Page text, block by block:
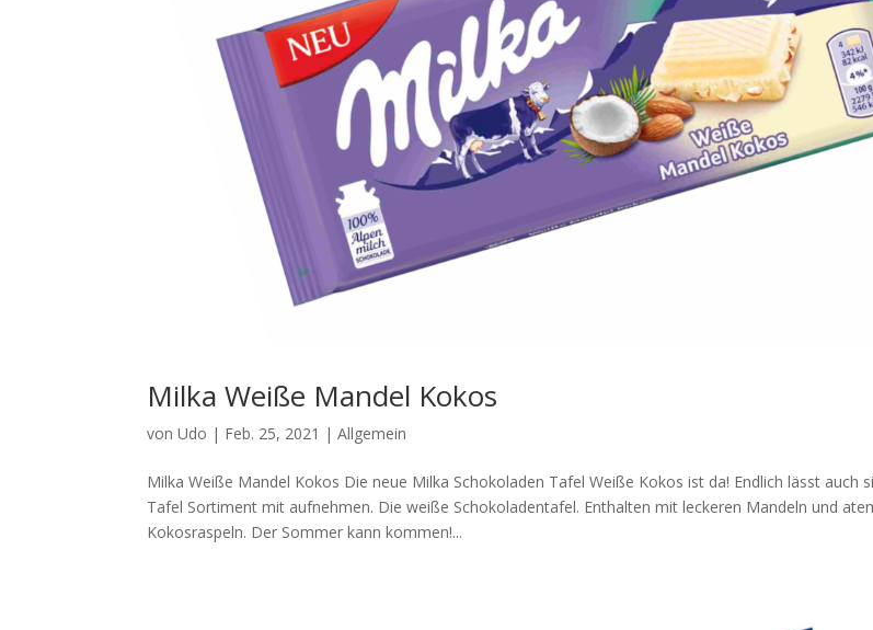
Milka Weiße Mandel Kokos
vonUdo | Feb. 25, 2021 |Allgemein
Milka Weiße Mandel Kokos Die neue Milka Schokoladen Tafel Weiße Kokos ist da! Endlich lässt auch
Tafel Sortiment mit aufnehmen. Die weiße Schokoladentafel. Enthalten mit leckeren Mandeln und
Kokosraspeln. Der Sommer kann kommen!...